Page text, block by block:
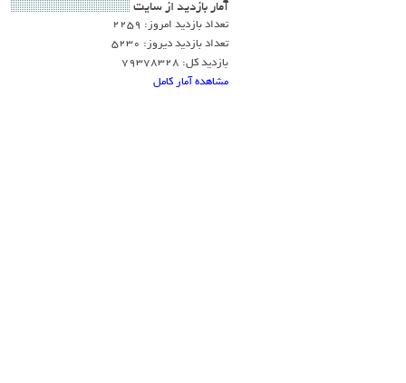
آمار بازديد از سايت
تعداد بازدید امروز: 2259
تعداد بازدید دیروز: 5230
بازدید کل: 79378328
مشاهده آمار کامل